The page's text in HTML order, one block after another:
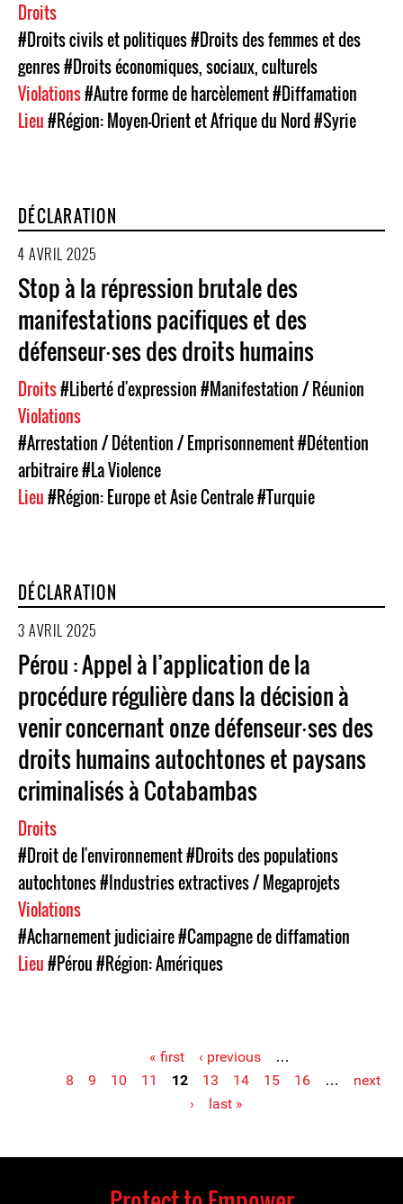
Droits
#Droits civils et politiques#Droits des femmes et des
genres#Droits économiques, sociaux, culturels
Violations#Autre forme de harcèlement#Diffamation
Lieu#Région: Moyen-Orient et Afrique du Nord#Syrie
DÉCLARATION
4 AVRIL 2025
Stop à la répression brutale des
manifestations pacifiques et des
défenseur⸱ses des droits humains
Droits#Liberté d'expression#Manifestation / Réunion
Violations
#Arrestation / Détention / Emprisonnement#Détention
arbitraire#La Violence
Lieu#Région: Europe et Asie Centrale#Turquie
DÉCLARATION
3 AVRIL 2025
Pérou : Appel à l’application de la
procédure régulière dans la décision à
venir concernant onze défenseur⸱ses des
droits humains autochtones et paysans
criminalisés à Cotabambas
Droits
#Droit de l'environnement#Droits des populations
autochtones#Industries extractives / Megaprojets
Violations
#Acharnement judiciaire#Campagne de diffamation
Lieu#Pérou#Région: Amériques
Pages
« first ‹ previous
…
8
9 10 11 12 13 14 15 16 …
next
›
last »